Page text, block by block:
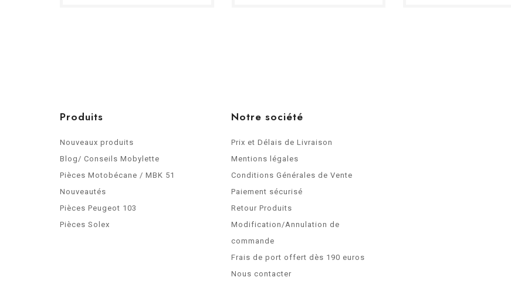
Produits
Nouveaux produits
Blog/ Conseils Mobylette
Pièces Motobécane / MBK 51
Nouveautés
Pièces Peugeot 103
Pièces Solex
Notre société
Prix et Délais de Livraison
Mentions légales
Conditions Générales de Vente
Paiement sécurisé
Retour Produits
Modification/Annulation de
commande
Frais de port offert dès 190 euros
Nous contacter